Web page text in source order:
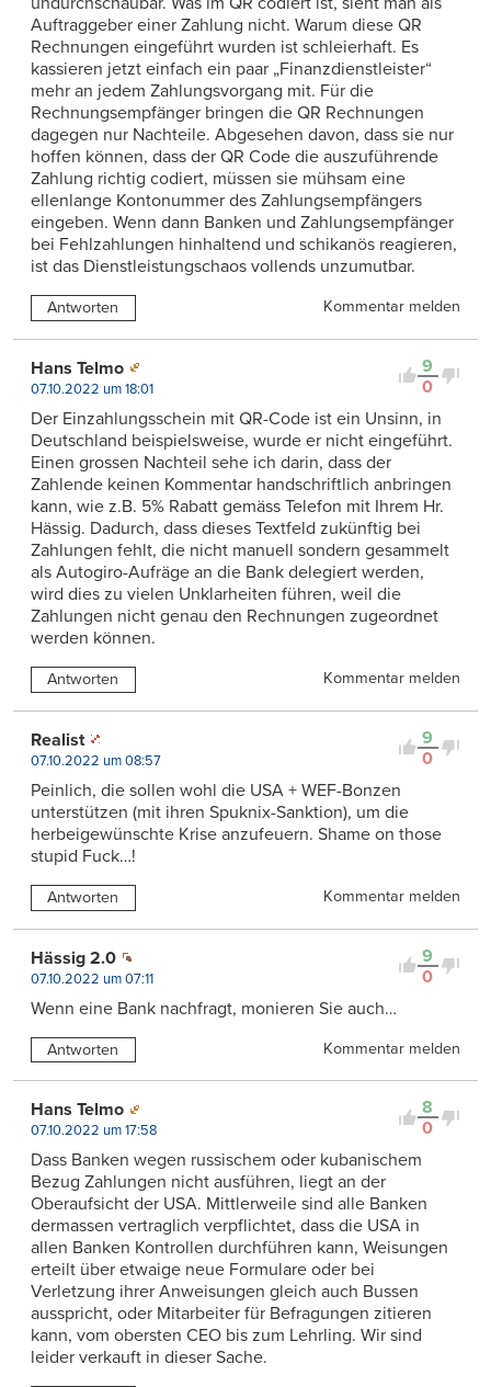
Auftraggeber einer Zahlung nicht. Warum diese QR
Rechnungen eingeführt wurden ist schleierhaft. Es
kassieren jetzt einfach ein paar „Finanzdienstleister“
mehr an jedem Zahlungsvorgang mit. Für die
Rechnungsempfänger bringen die QR Rechnungen
dagegen nur Nachteile. Abgesehen davon, dass sie nur
hoffen können, dass der QR Code die auszuführende
Zahlung richtig codiert, müssen sie mühsam eine
ellenlange Kontonummer des Zahlungsempfängers
eingeben. Wenn dann Banken und Zahlungsempfänger
bei Fehlzahlungen hinhaltend und schikanös reagieren,
ist das Dienstleistungschaos vollends unzumutbar.
Antworten Kommentar melden
9
0
Hans Telmo
07.10.2022 um 18:01
Der Einzahlungsschein mit QR-Code ist ein Unsinn, in
Deutschland beispielsweise, wurde er nicht eingeführt.
Einen grossen Nachteil sehe ich darin, dass der
Zahlende keinen Kommentar handschriftlich anbringen
kann, wie z.B. 5% Rabatt gemäss Telefon mit Ihrem Hr.
Hässig. Dadurch, dass dieses Textfeld zukünftig bei
Zahlungen fehlt, die nicht manuell sondern gesammelt
als Autogiro-Aufräge an die Bank delegiert werden,
wird dies zu vielen Unklarheiten führen, weil die
Zahlungen nicht genau den Rechnungen zugeordnet
werden können.
Antworten Kommentar melden
9
0
Realist
07.10.2022 um 08:57
Peinlich, die sollen wohl die USA + WEF-Bonzen
unterstützen (mit ihren Spuknix-Sanktion), um die
herbeigewünschte Krise anzufeuern. Shame on those
stupid Fuck…!
Antworten Kommentar melden
9
0
Hässig 2.0
07.10.2022 um 07:11
Wenn eine Bank nachfragt, monieren Sie auch…
Antworten Kommentar melden
8
0
Hans Telmo
07.10.2022 um 17:58
Dass Banken wegen russischem oder kubanischem
Bezug Zahlungen nicht ausführen, liegt an der
Oberaufsicht der USA. Mittlerweile sind alle Banken
dermassen vertraglich verpflichtet, dass die USA in
allen Banken Kontrollen durchführen kann, Weisungen
erteilt über etwaige neue Formulare oder bei
Verletzung ihrer Anweisungen gleich auch Bussen
ausspricht, oder Mitarbeiter für Befragungen zitieren
kann, vom obersten CEO bis zum Lehrling. Wir sind
leider verkauft in dieser Sache.